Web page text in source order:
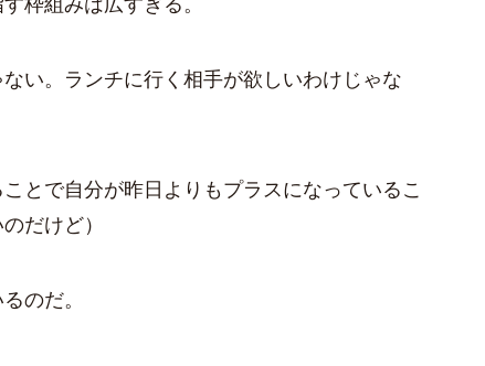
い。ランチに行く相手が欲しいわけじゃな
とで自分が昨日よりもプラスになっているこ
だけど）
のだ。